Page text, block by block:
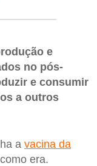
e
no pós-
e consumir
a outros
a vacina da
era.